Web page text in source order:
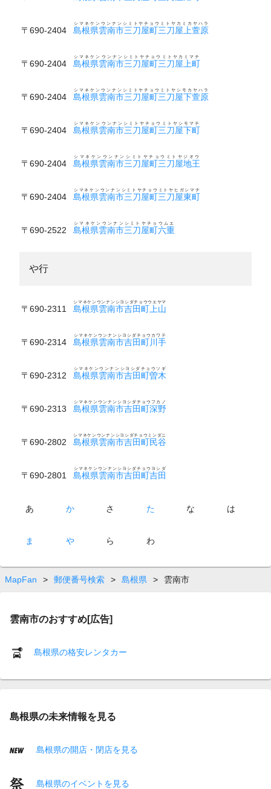
〒690-2404 島根県雲南市三刀屋町三刀屋上萱原
シマネケンウンナンシミトヤチョウミトヤカミカヤハラ
〒690-2404 島根県雲南市三刀屋町三刀屋上町
シマネケンウンナンシミトヤチョウミトヤカミマチ
〒690-2404 島根県雲南市三刀屋町三刀屋下萱原
シマネケンウンナンシミトヤチョウミトヤシモカヤハラ
〒690-2404 島根県雲南市三刀屋町三刀屋下町
シマネケンウンナンシミトヤチョウミトヤシモマチ
〒690-2404 島根県雲南市三刀屋町三刀屋地王
シマネケンウンナンシミトヤチョウミトヤジオウ
〒690-2404 島根県雲南市三刀屋町三刀屋東町
シマネケンウンナンシミトヤチョウミトヤヒガシマチ
〒690-2522 島根県雲南市三刀屋町六重
シマネケンウンナンシミトヤチョウムエ
や行
〒690-2311 島根県雲南市吉田町上山
シマネケンウンナンシヨシダチョウウエヤマ
〒690-2314 島根県雲南市吉田町川手
シマネケンウンナンシヨシダチョウカワテ
〒690-2312 島根県雲南市吉田町曽木
シマネケンウンナンシヨシダチョウソギ
〒690-2313 島根県雲南市吉田町深野
シマネケンウンナンシヨシダチョウフカノ
〒690-2802 島根県雲南市吉田町民谷
シマネケンウンナンシヨシダチョウミンダニ
〒690-2801 島根県雲南市吉田町吉田
シマネケンウンナンシヨシダチョウヨシダ
あ か さ た な は
ま や ら わ
MapFan > 郵便番号検索 > 島根県 > 雲南市
雲南市のおすすめ[広告]
島根県の格安レンタカー
島根県の未来情報を見る
島根県の開店・閉店を見る
島根県のイベントを見る